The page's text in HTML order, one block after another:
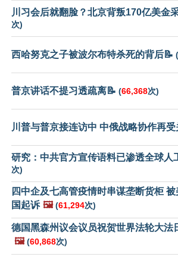
川习会后就翻脸？北京背叛170亿美金
次)
西哈努克之子被波尔布特杀死的背后📝 (
普京讲话不提习透疏离📝 (66,368次)
川普与普京接连访中 中俄战略协作再受
研究：中共官方宣传语料已渗透全球人
次)
四中企及七高管疫情时串谋垄断货柜 被
国起诉 🖼️ (61,294次)
德国黑森州议会议员祝贺世界法轮大法
🖼️ (60,868次)